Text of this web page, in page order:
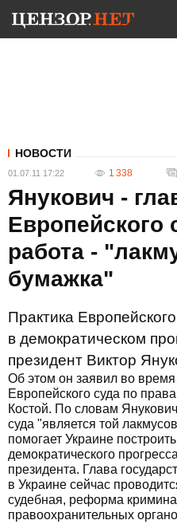
НОВОСТИ
01.07.11 17:22 1 338
Янукович -
Европейского
работа -
бумажка"
Практика
в демократическом
президент Виктор
Об этом он заявил во время
Европейского суда по
Костой. По словам
суда "является той
помогает Украине
демократического
президента. Глава
в Украине сейчас
судебная, реформа
правоохранительных